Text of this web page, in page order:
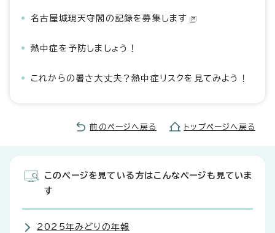
名古屋城現天守閣の記録を募集します
熱中症を予防しましょう！
これからの暑さ大丈夫？熱中症リスクを見てみよう！
前のページへ戻る トップページへ戻る
このページを見ている方はこんなページも見ていま
す
2025年みどりの年報